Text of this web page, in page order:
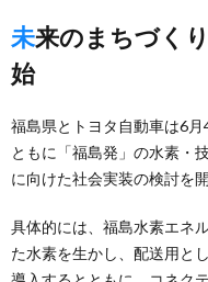
未来のまちづくりに向け社会実装の検討開
始
福島県とトヨタ自動車は6
ともに「福島発」の水素・
に向けた社会実装の検討を
具体的には、福島水素エネ
た水素を生かし、配送用と